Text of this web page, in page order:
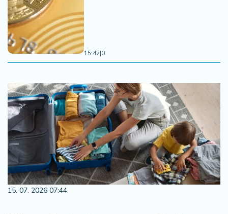
15:42|0
15. 07. 2026 07:44